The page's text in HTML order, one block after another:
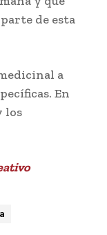
de esta
a
En
los